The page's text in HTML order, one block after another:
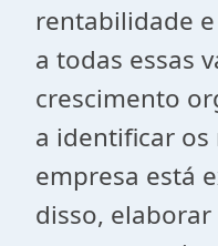
rentabilidade
a todas essas
crescimento
a identificar os
empresa está
disso, elaborar